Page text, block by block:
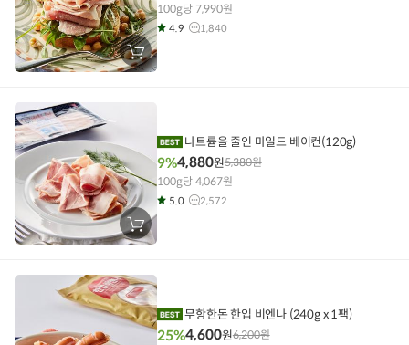
장
바
100g당 7,990원
4.9 1,840
장
바
에
담
기
나트륨을 줄인 마일드 베이컨(120g)
9%4,880원5,380원
100g당 4,067원
5.0 2,572
무항한돈 한입 비엔나 (240g x 1팩)
25%4,600원6,200원